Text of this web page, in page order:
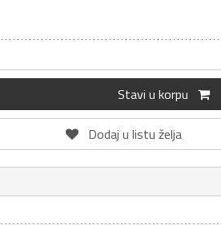
Stavi u korpu
Dodaj u listu želja